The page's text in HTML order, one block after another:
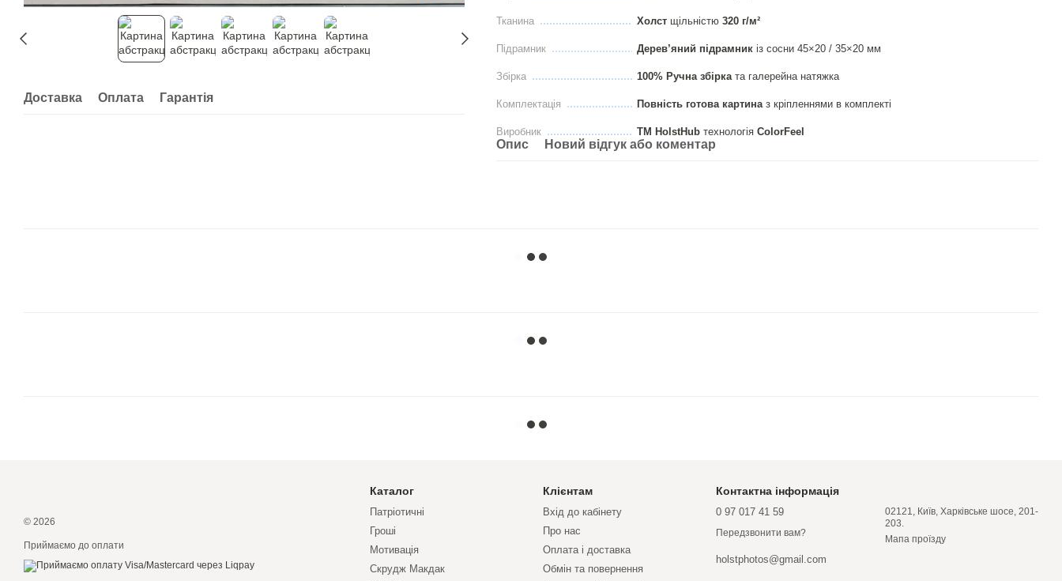
Доставка Оплата Гарантія
Тканина Холстщільністю 320 г/м²
Підрамник Дерев’яний підрамникіз сосни 45×20 / 35×20 мм
Збірка 100% Ручна збірката галерейна натяжка
Комплектація Повність готова картиназ кріпленнями в комплекті
Виробник ТМ HolstHubтехнологія СolorFeel
Опис Новий відгук або коментар
© 2026
Приймаємо до оплати
Каталог
Патріотичні
Гроші
Мотивація
Скрудж Макдак
Клієнтам
Вхід до кабінету
Про нас
Оплата і доставка
Обмін та повернення
Контактна інформація
0 97 017 41 59
Передзвонити вам?
holstphotos@gmail.com
02121, Київ, Харківське шосе, 201-
203.
Мапа проїзду